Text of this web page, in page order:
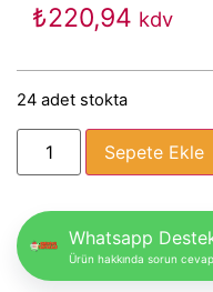
₺220,94 kdv
24 adet stokta
Sepete Ekle
Whatsapp
Ürün hakkında sorun